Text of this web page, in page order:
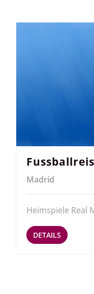
Madrid
Heimspiele Real
DETAILS